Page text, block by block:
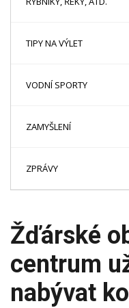
TIPY NA VÝLET
VODNÍ SPORTY
ZAMYŠLENÍ
ZPRÁVY
Žďárské
centrum
nabývat